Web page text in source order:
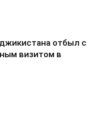
отбыл с
визитом в